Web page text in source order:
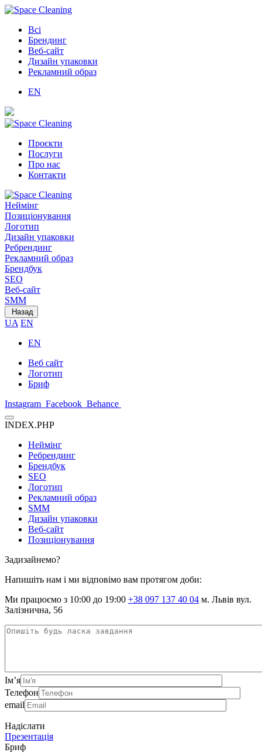
Всі
Брендинг
Веб-сайт
Дизайн упаковки
Рекламний образ
EN
Проєкти
Послуги
Про нас
Контакти
Неймінг
Позиціонування
Логотип
Дизайн упаковки
Ребрендинг
Рекламний образ
Брендбук
SEO
Веб-сайт
SMM
Назад
UA EN
EN
Веб сайт
Логотип
Бриф
Instagram Facebook Behance
INDEX.PHP
Неймінг
Ребрендинг
Брендбук
SEO
Логотип
Рекламний образ
SMM
Дизайн упаковки
Веб-сайт
Позиціонування
Задизайнемо?
Напишіть нам і ми відповімо вам протягом доби:
Ми працюємо з 10:00 до 19:00 +38 097 137 40 04 м. Львів вул.
Залізнична, 56
Ім’я
Телефон
email
Надіслати
Презентація
Бриф